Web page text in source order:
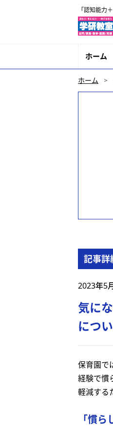
「認知能力
ホーム
ホーム
記事詳
2023年5
気に
につ
保育園で
経験で慣
軽減する
「慣